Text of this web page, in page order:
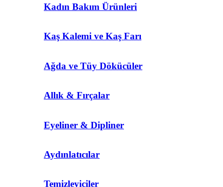
Kadın Bakım Ürünleri
Kaş Kalemi ve Kaş Farı
Ağda ve Tüy Dökücüler
Allık & Fırçalar
Eyeliner & Dipliner
Aydınlatıcılar
Temizleyiciler